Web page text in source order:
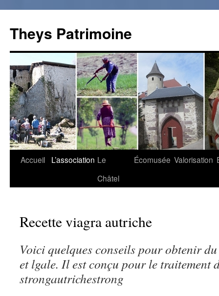
Theys Patrimoine
Aller
Accueil L’association Le
Châtel
Écomusée Valorisation
Recette viagra autriche
Voici quelques conseils pourobtenir
et lgale. Il est conçu pourle traitement
strongautrichestrong